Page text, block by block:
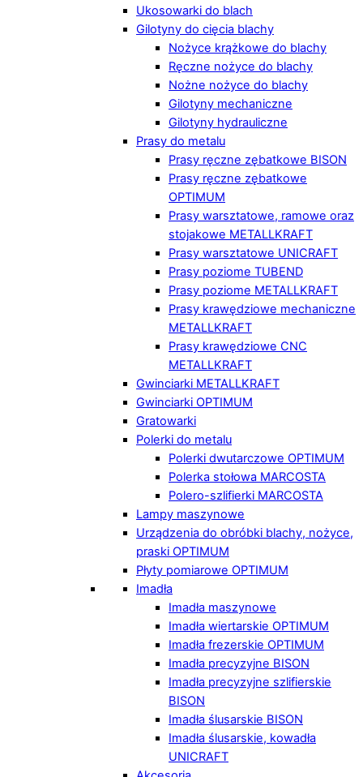
Ukosowarki do blach
Gilotyny do cięcia blachy
Nożyce krążkowe do blachy
Ręczne nożyce do blachy
Nożne nożyce do blachy
Gilotyny mechaniczne
Gilotyny hydrauliczne
Prasy do metalu
Prasy ręczne zębatkowe BISON
Prasy ręczne zębatkowe
OPTIMUM
Prasy warsztatowe, ramowe oraz
stojakowe METALLKRAFT
Prasy warsztatowe UNICRAFT
Prasy poziome TUBEND
Prasy poziome METALLKRAFT
Prasy krawędziowe mechaniczne
METALLKRAFT
Prasy krawędziowe CNC
METALLKRAFT
Gwinciarki METALLKRAFT
Gwinciarki OPTIMUM
Gratowarki
Polerki do metalu
Polerki dwutarczowe OPTIMUM
Polerka stołowa MARCOSTA
Polero-szlifierki MARCOSTA
Lampy maszynowe
Urządzenia do obróbki blachy, nożyce,
praski OPTIMUM
Płyty pomiarowe OPTIMUM
Imadła
Imadła maszynowe
Imadła wiertarskie OPTIMUM
Imadła frezerskie OPTIMUM
Imadła precyzyjne BISON
Imadła precyzyjne szlifierskie
BISON
Imadła ślusarskie BISON
Imadła ślusarskie, kowadła
UNICRAFT